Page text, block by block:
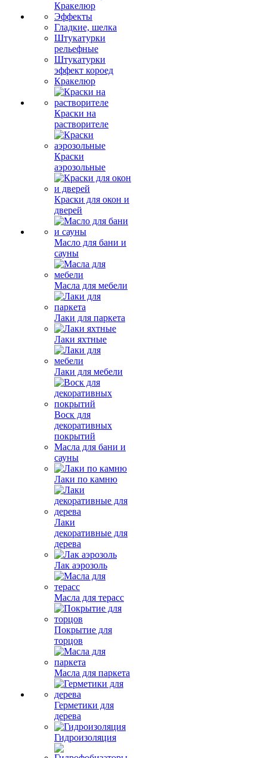
Кракелюр
Эффекты
Гладкие, шелка
Штукатурки
рельефные
Штукатурки
эффект короед
Кракелюр
Краски на
растворителе
Краски
аэрозольные
Краски для окон и
дверей
Масло для бани и
сауны
Масла для мебели
Лаки для паркета
Лаки яхтные
Лаки для мебели
Воск для
декоративных
покрытий
Масла для бани и
сауны
Лаки по камню
Лаки
декоративные для
дерева
Лак аэрозоль
Масла для терасс
Покрытие для
торцов
Масла для паркета
Герметики для
дерева
Гидроизоляция